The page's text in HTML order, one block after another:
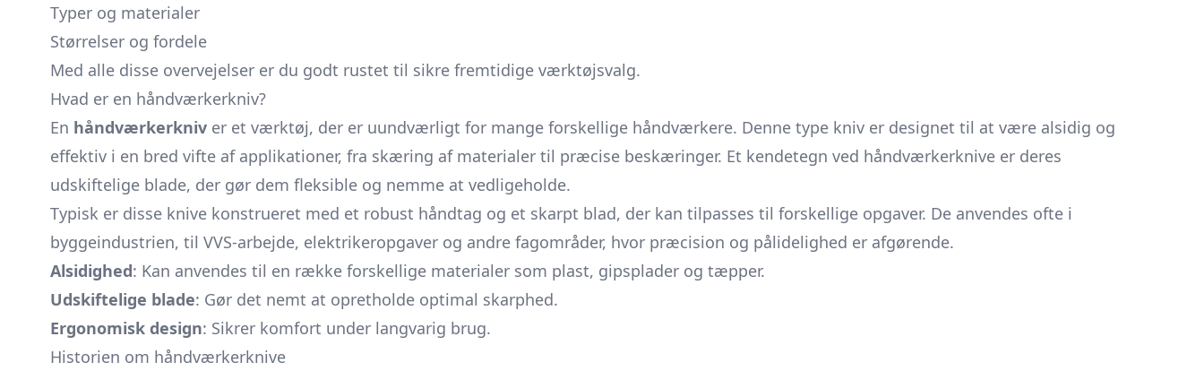
Typer og materialer
Størrelser og fordele
Med alle disse overvejelser er du godt rustet til sikre fremtidige værktøjsvalg.
Hvad er en håndværkerkniv?
En håndværkerkniv er et værktøj, der er uundværligt for mange forskellige håndværkere. Denne type kniv er designet til at være alsidig og
effektiv i en bred vifte af applikationer, fra skæring af materialer til præcise beskæringer. Et kendetegn ved håndværkerknive er deres
udskiftelige blade, der gør dem fleksible og nemme at vedligeholde.
Typisk er disse knive konstrueret med et robust håndtag og et skarpt blad, der kan tilpasses til forskellige opgaver. De anvendes ofte i
byggeindustrien, til VVS-arbejde, elektrikeropgaver og andre fagområder, hvor præcision og pålidelighed er afgørende.
Alsidighed: Kan anvendes til en række forskellige materialer som plast, gipsplader og tæpper.
Udskiftelige blade: Gør det nemt at opretholde optimal skarphed.
Ergonomisk design: Sikrer komfort under langvarig brug.
Historien om håndværkerknive